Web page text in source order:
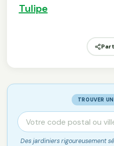
Tulipe
TROUVER
Des jardiniers rigoureusement